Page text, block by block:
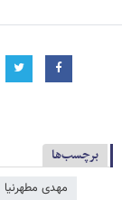
برچسب‌ها
مهدی مطهرنیا